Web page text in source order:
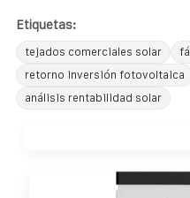
Etiquetas:
tejados comerciales solar
retorno inversión fotovoltaica
análisis rentabilidad solar